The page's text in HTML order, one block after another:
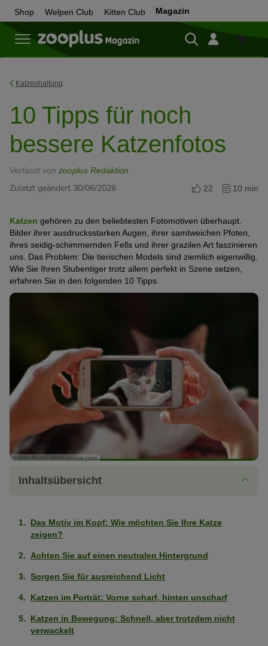
Shop Welpen Club Kitten Club Magazin
Zum
Katzenhaltung
10 Tipps für noch
bessere Katzenfotos
Verfasst von zooplus Redaktion
Zuletzt geändert 30/06/2026 22 10 min
Katzen gehören zu den beliebtesten Fotomotiven überhaupt.
Bilder ihrer ausdrucksstarken Augen, ihrer samtweichen Pfoten,
ihres seidig-schimmernden Fells und ihrer grazilen Art faszinieren
uns. Das Problem: Die tierischen Models sind ziemlich eigenwillig.
Wie Sie Ihren Stubentiger trotz allem perfekt in Szene setzen,
erfahren Sie in den folgenden 10 Tipps.
© Alex Rühl / stock.adobe.com
Inhaltsübersicht
Das Motiv im Kopf: Wie möchten Sie Ihre Katze
zeigen?
Achten Sie auf einen neutralen Hintergrund
Sorgen Sie für ausreichend Licht
Katzen im Porträt: Vorne scharf, hinten unscharf
Katzen in Bewegung: Schnell, aber trotzdem nicht
verwackelt